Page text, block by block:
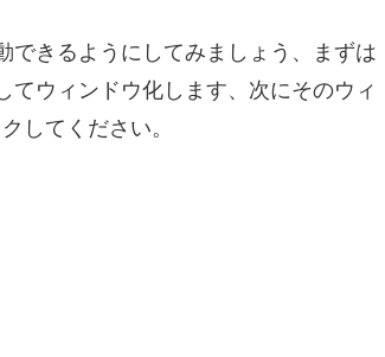
できるようにしてみましょう、まずは
てウィンドウ化します、次にそのウィ
してください。